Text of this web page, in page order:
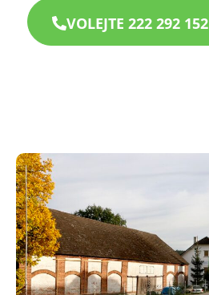
VOLEJTE 222 292 152